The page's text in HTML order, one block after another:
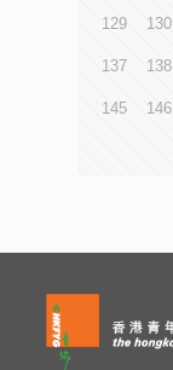
129 130
137 138
145 146